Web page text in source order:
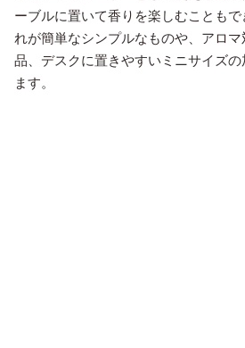
ーブルに置いて香りを楽しむことも
れが簡単なシンプルなものや、アロ
品、デスクに置きやすいミニサイズ
ます。